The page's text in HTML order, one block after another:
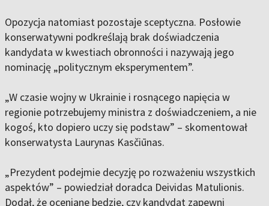
Opozycja natomiast pozostaje sceptyczna. Posłowie
konserwatywni podkreślają brak doświadczenia
kandydata w kwestiach obronności i nazywają jego
nominację „politycznym eksperymentem”.
„W czasie wojny w Ukrainie i rosnącego napięcia w
regionie potrzebujemy ministra z doświadczeniem, a nie
kogoś, kto dopiero uczy się podstaw” – skomentował
konserwatysta Laurynas Kasčiūnas.
„Prezydent podejmie decyzję po rozważeniu wszystkich
aspektów” – powiedział doradca Deividas Matulionis.
Dodał, że oceniane będzie, czy kandydat zapewni